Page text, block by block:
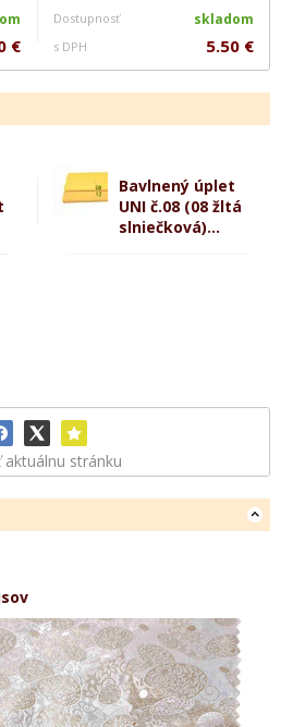
€
Dostupnosť skladom
s DPH 5.50 €
Bavlnený úplet
UNI č.08 (08 žltá
slniečková)...
aktuálnu stránku